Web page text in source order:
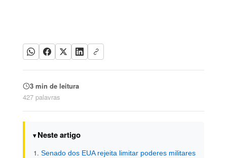
3 min de leitura
427 palavras
Neste artigo
Senado dos EUA rejeita limitar poderes militares